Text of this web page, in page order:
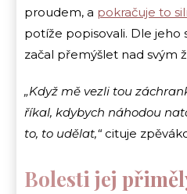
proudem, a pokračuje to
potíže popisovali. Dle jeho
začal přemýšlet nad svým
„Když mě vezli tou
říkal, kdybych náhodou
to, to udělat,“ cituje
Bolesti jej